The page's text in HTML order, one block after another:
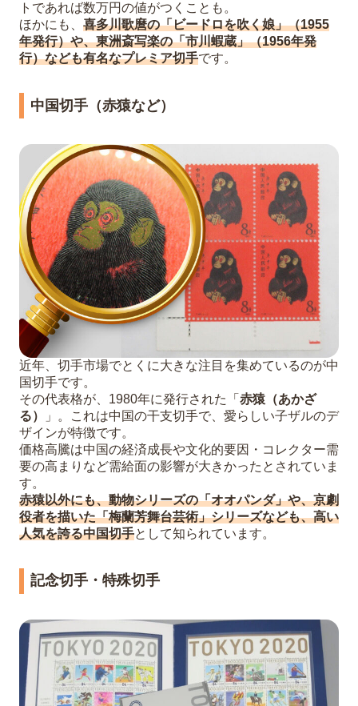
トであれば数万円の値がつくことも。
ほかにも、 喜多川歌麿の「ビードロを吹く娘」（1955
年発行）や、東洲斎写楽の「市川蝦蔵」（1956年発
行）なども有名なプレミア切手です。
中国切手（赤猿など）
近年、切手市場でとくに大きな注目を集めているのが中
国切手です。
その代表格が、1980年に発行された「 赤猿（あかざ
る）
」。これは中国の干支切手で、愛らしい子ザルのデ
ザインが特徴です。
価格高騰は中国の経済成長や文化的要因・コレクター需
要の高まりなど需給面の影響が大きかったとされていま
す。
赤猿以外にも、動物シリーズの「オオパンダ」や、京劇
役者を描いた「梅蘭芳舞台芸術」シリーズなども、高い
人気を誇る中国切手として知られています。
記念切手・特殊切手